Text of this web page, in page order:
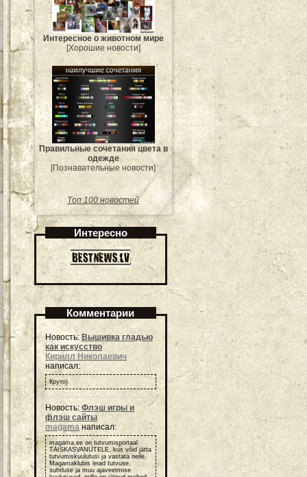
Интересное о животном мире
[Хорошие новости]
Правильные сочетания цвета в
одежде
[Познавательные новости]
Топ 100 новостей
Интересно
Комментарии
Новость: Вышивка гладью
как искусство
Кирилл Николаевич
написал:
Круто)
Новость: Флэш игры и
флэш сайты
magama написал:
magama.ee on tutvumisportaal
TÄISKASVANUTELE, kus võid jätta
tutvumiskuulutusi ja vastata neile.
Magamaklubis leiad tutvuse,
suhtluse ja muu ajaveetmise